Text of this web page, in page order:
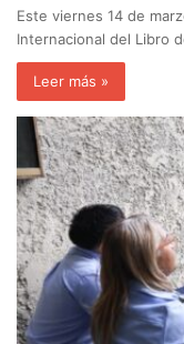
Este viernes 14 de
Internacional del Libro
Leer más »